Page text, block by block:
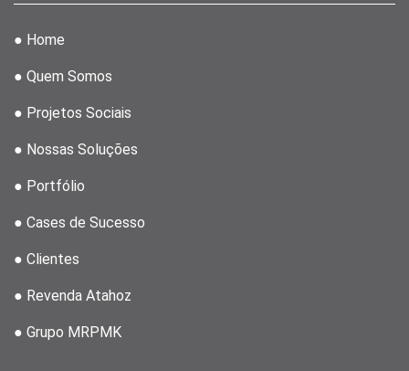
● Home
● Quem Somos
● Projetos Sociais
● Nossas Soluções
● Portfólio
● Cases de Sucesso
● Clientes
● Revenda Atahoz
● Grupo MRPMK